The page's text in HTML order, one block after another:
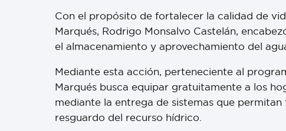
Con el propósito de fortalecer la calidad de
Marqués, Rodrigo Monsalvo Castelán,
el almacenamiento y aprovechamiento del
Mediante esta acción, perteneciente al
Marqués busca equipar gratuitamente a los
mediante la entrega de sistemas que
resguardo del recurso hídrico.